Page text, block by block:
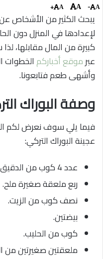
A
-
A
A
+
يبحث الكثير من الأشخاص
لإعدادها في المنزل دون
كبيرة من المال مقابلها،
عبرموقع أخباركم الخطوات
وأشهى طعم فتابعونا.
وصفة البوراك
فيما يلي سوف نعرض لكم
عجينة البوراك التركي:
عدد 4 كوب من الدقيق.
ربع ملعقة صغيرة ملح.
نصف كوب من الزيت.
بيضتين.
كوب من الحليب.
ملعقتين صغيرتين من